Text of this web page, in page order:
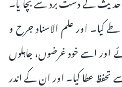
کیا۔ اور علم الاسناد جرح و
اسے خود غرضوں، جاہلوں
تحفظ عطا کیا۔ اور ان کے اندر